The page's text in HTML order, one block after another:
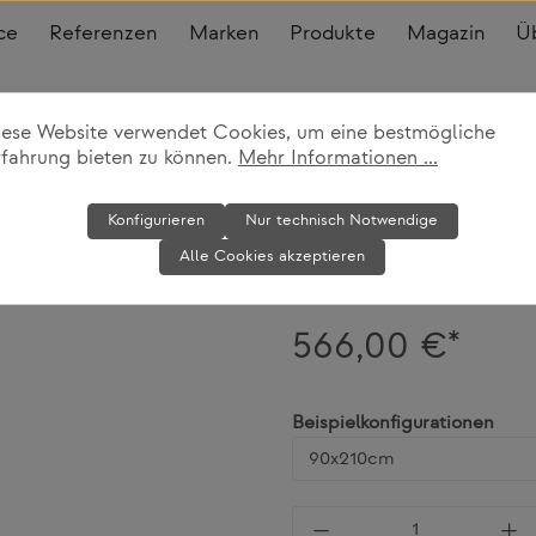
Referenzen Marken Produkte Magazin
Matratze
Müller Small Living
566,00 €*
Beispielkonfigurationen
Produkt Anzahl:
Website verwendet Cookies, um eine bestmögliche
bieten zu können. Mehr Informationen ...
Nur technisch Notwendige
Konfigurieren
Alle Cookies akzeptieren